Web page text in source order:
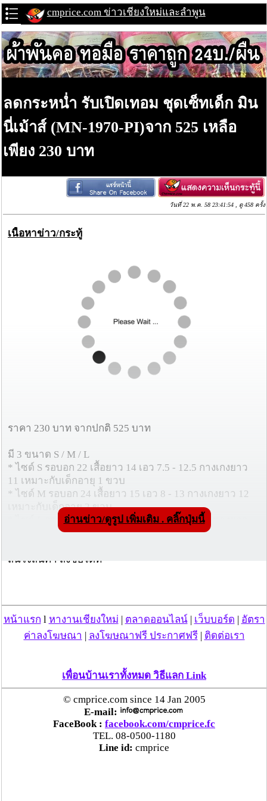
cmprice.com ข่าวเชียงใหม่และลำพูน
ลดกระหน่ำ รับเปิดเทอม ชุดเซ็ทเด็ก มิน
นี่เม้าส์ (MN-1970-PI)จาก 525 เหลือ
เพียง 230 บาท
วันที่ 22 พ.ค. 58 23:41:54 , ดู 458 ครั้ง
เนื้อหาข่าว/กระทู้
ราคา 230 บาท จากปกติ 525 บาท
มี 3 ขนาด S / M / L
* ไซด์ S รอบอก 22 เสื้อยาว 14 เอว 7.5 - 12.5 กางเกงยาว
11 เหมาะกับเด็กอายุ 1 ขวบ
* ไซด์ M รอบอก 24 เสื้อยาว 15 เอว 8 - 13 กางเกงยาว 12
เหมาะกับเด็กอายุ 2 ขวบ
* ไซด์ L รอบอก 26 เสื้อยาว 16 เอว 8.5 - 13.5 กางเกงยาว
13 เหมาะกับเด็กอายุ 3 ขวบ
สนใจสินค้า สั่งซื้อได้ที่
EMAIL: playdinoshop@gmail.com
LINE ID: @playdinoshop
Scan QR code เพื่อ Add เป็นเพื่อน
อ่านข่าว/ดูรูป เพิ่มเติม . คลิ๊กปุ่มนี้
หน้าแรก l หางานเชียงใหม่ | ตลาดออนไลน์| เว็บบอร์ด | อัตรา
ค่าลงโฆษณา | ลงโฆษณาฟรี ประกาศฟรี| ติดต่อเรา
เพื่อนบ้านเราทั้งหมด วิธีแลก Link
© cmprice.com since 14 Jan 2005
E-mail:
FaceBook : facebook.com/cmprice.fc
TEL. 08-0500-1180
Line id: cmprice